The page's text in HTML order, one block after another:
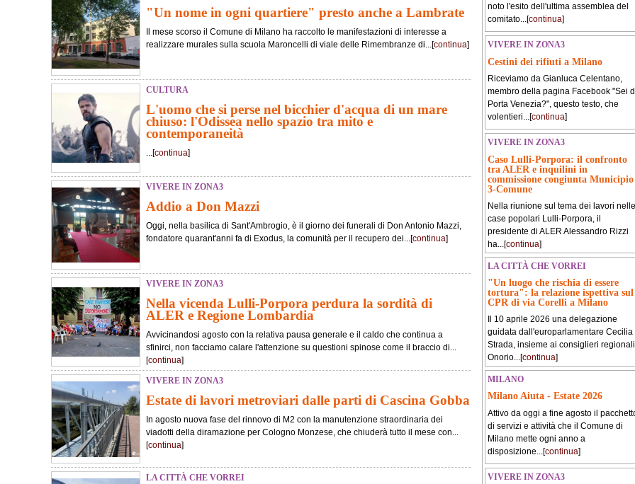
"Un nome in ogni quartiere" presto anche a Lambrate
Il mese scorso il Comune di Milano ha raccolto le manifestazioni di interesse a
realizzare murales sulla scuola Maroncelli di viale delle Rimembranze di...[continua]
CULTURA
L'uomo che si perse nel bicchier d'acqua di un mare
chiuso: l'Odissea nello spazio tra mito e
contemporaneità
...[continua]
VIVERE IN ZONA3
Addio a Don Mazzi
Oggi, nella basilica di Sant'Ambrogio, è il giorno dei funerali di Don Antonio Mazzi,
fondatore quarant'anni fa di Exodus, la comunità per il recupero dei...[continua]
VIVERE IN ZONA3
Nella vicenda Lulli-Porpora perdura la sordità di
ALER e Regione Lombardia
Avvicinandosi agosto con la relativa pausa generale e il caldo che continua a
sfinirci, non facciamo calare l'attenzione su questioni spinose come il braccio di...
[continua]
VIVERE IN ZONA3
Estate di lavori metroviari dalle parti di Cascina Gobba
In agosto nuova fase del rinnovo di M2 con la manutenzione straordinaria dei
viadotti della diramazione per Cologno Monzese, che chiuderà tutto il mese con...
[continua]
LA CITTÀ CHE VORREI
noto l'esito dell'ultima assemblea del
comitato...[continua]
VIVERE IN ZONA3
Cestini dei rifiuti a Milano
Riceviamo da Gianluca Celentano,
membro della pagina Facebook "Sei
Porta Venezia?", questo testo, che
volentieri...[continua]
VIVERE IN ZONA3
Caso Lulli-Porpora: il confronto
tra ALER e inquilini in
commissione congiunta Municipio
3-Comune
Nella riunione sul tema dei lavori nelle
case popolari Lulli-Porpora, il
presidente di ALER Alessandro Rizzi
ha...[continua]
LA CITTÀ CHE VORREI
"Un luogo che rischia di essere
tortura": la relazione ispettiva sul
CPR di via Corelli a Milano
Il 10 aprile 2026 una delegazione
guidata dall'europarlamentare Cecilia
Strada, insieme ai consiglieri regionali
Onorio...[continua]
MILANO
Milano Aiuta - Estate 2026
Attivo da oggi a fine agosto il
di servizi e attività che il Comune di
Milano mette ogni anno a
disposizione...[continua]
VIVERE IN ZONA3